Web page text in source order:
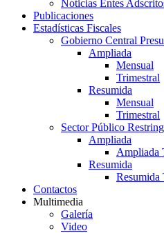
Noticias Entes
Publicaciones
Estadísticas Fiscales
Gobierno Central
Ampliada
Mensual
Trimestral
Resumida
Mensual
Trimestral
Sector Público
Ampliada
Ampliada
Resumida
Resumida
Contactos
Multimedia
Galería
Video